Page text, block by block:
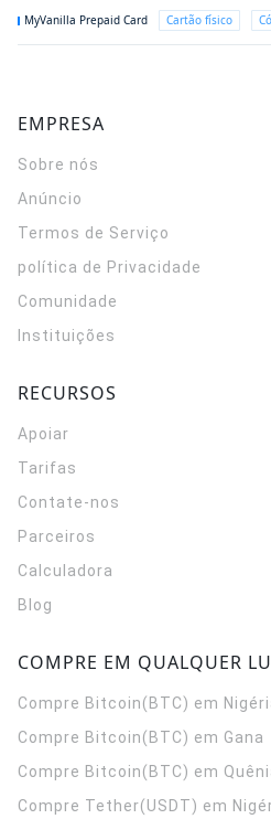
MyVanilla Prepaid Card Cartão físico
EMPRESA
Sobre nós
Anúncio
Termos de Serviço
política de Privacidade
Comunidade
Instituições
RECURSOS
Apoiar
Tarifas
Contate-nos
Parceiros
Calculadora
Blog
COMPRE EM QUALQUER
Compre Bitcoin(BTC) em
Compre Bitcoin(BTC) em Gana
Compre Bitcoin(BTC) em
Compre Tether(USDT) em